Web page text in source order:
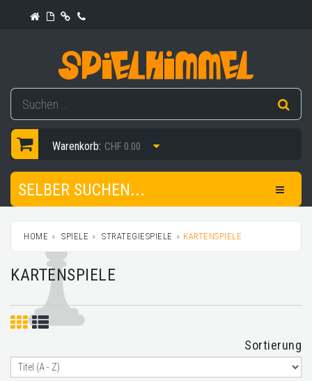
Warenkorb: CHF 0.00
SELBER SUCHEN...
HOME SPIELE STRATEGIESPIELE KARTENSPIELE
KARTENSPIELE
Sortierung